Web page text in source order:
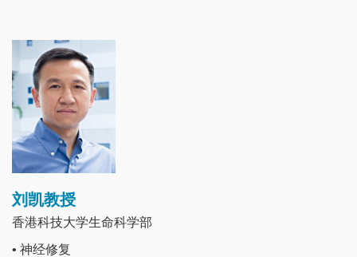
Image
刘凯教授
香港科技大学生命科学部
• 神经修复